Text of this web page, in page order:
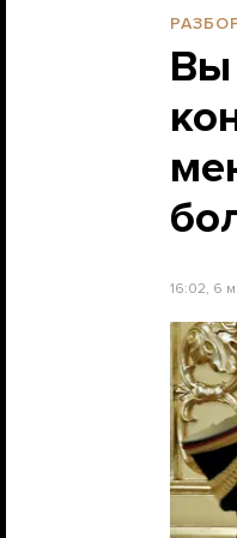
Вы
16:02, 6